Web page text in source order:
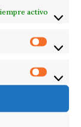
activo
laidentidad
de España.